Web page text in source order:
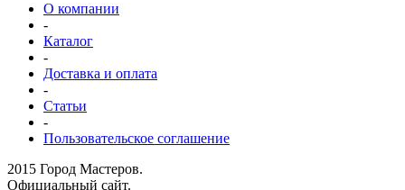
О компании
-
Каталог
-
Доставка и оплата
-
Статьи
-
Пользовательское соглашение
2015 Город Мастеров.
Официальный сайт.